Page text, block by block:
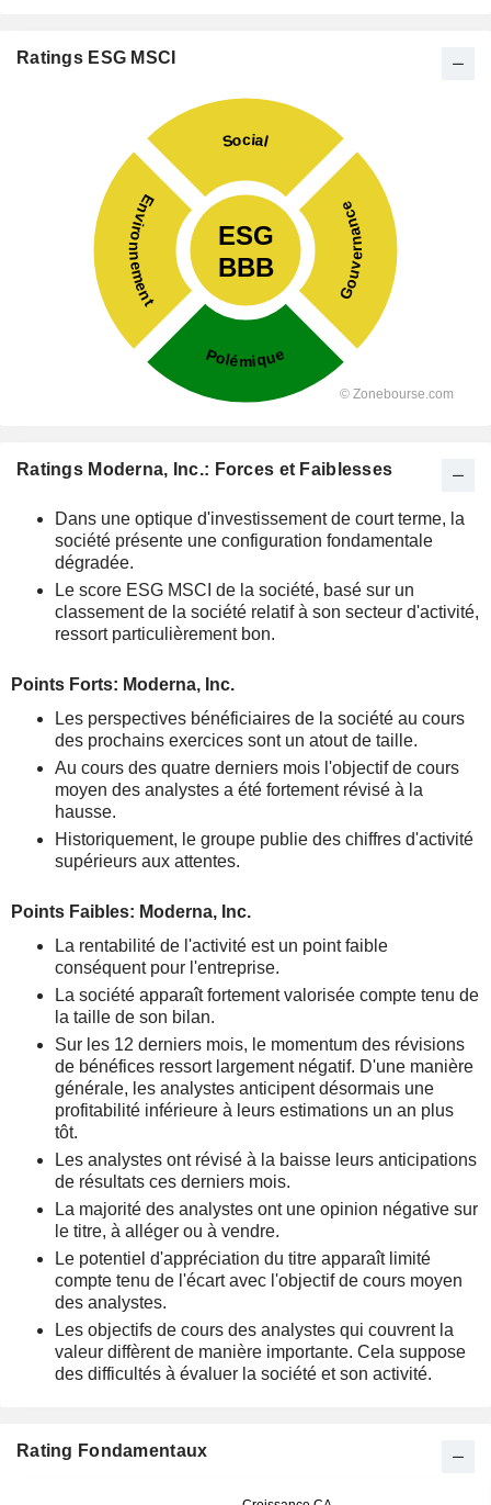
Ratings ESG MSCI
Ratings Moderna, Inc.: Forces et Faiblesses
Dans une optique d'investissement de court terme, la
société présente une configuration fondamentale
dégradée.
Le score ESG MSCI de la société, basé sur un
classement de la société relatif à son secteur d'activité,
ressort particulièrement bon.
Points Forts: Moderna, Inc.
Les perspectives bénéficiaires de la société au cours
des prochains exercices sont un atout de taille.
Au cours des quatre derniers mois l'objectif de cours
moyen des analystes a été fortement révisé à la
hausse.
Historiquement, le groupe publie des chiffres d'activité
supérieurs aux attentes.
Points Faibles: Moderna, Inc.
La rentabilité de l'activité est un point faible
conséquent pour l'entreprise.
La société apparaît fortement valorisée compte tenu de
la taille de son bilan.
Sur les 12 derniers mois, le momentum des révisions
de bénéfices ressort largement négatif. D'une manière
générale, les analystes anticipent désormais une
profitabilité inférieure à leurs estimations un an plus
tôt.
Les analystes ont révisé à la baisse leurs anticipations
de résultats ces derniers mois.
La majorité des analystes ont une opinion négative sur
le titre, à alléger ou à vendre.
Le potentiel d'appréciation du titre apparaît limité
compte tenu de l'écart avec l'objectif de cours moyen
des analystes.
Les objectifs de cours des analystes qui couvrent la
valeur diffèrent de manière importante. Cela suppose
des difficultés à évaluer la société et son activité.
Rating Fondamentaux